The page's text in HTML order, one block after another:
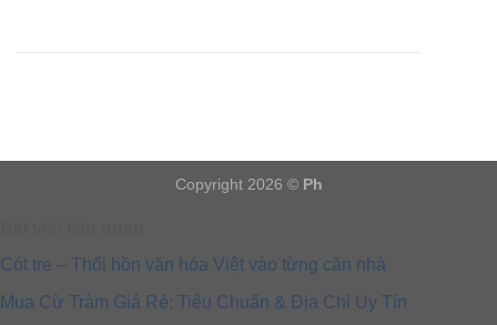
Copyright 2026 © Ph
Cót tre – Thổi hồn văn hóa Việt vào từng căn nhà
Mua Cừ Tràm Giá Rẻ: Tiêu Chuẩn & Địa Chỉ Uy Tín